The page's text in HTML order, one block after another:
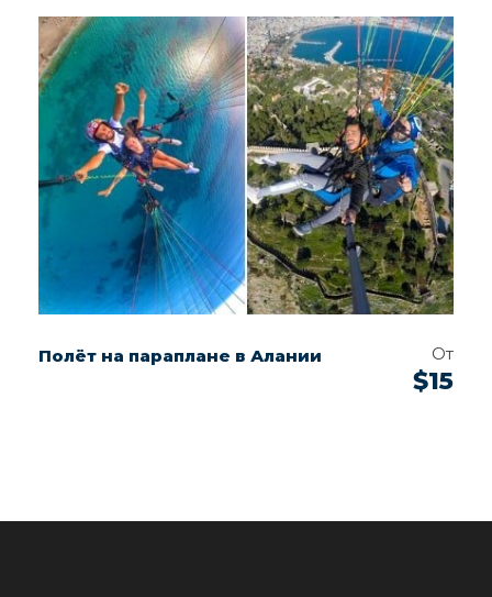
Полёт на параплане в Алании От
$15